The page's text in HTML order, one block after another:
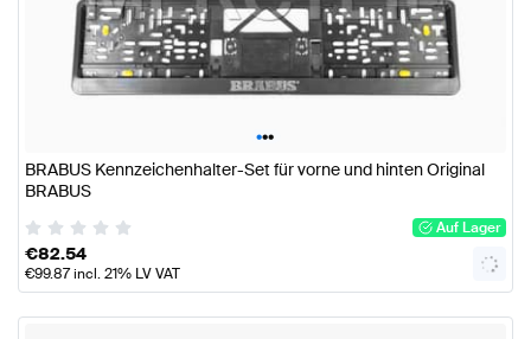
•••
BRABUS Kennzeichenhalter-Set für vorne und hinten Original
BRABUS
Auf Lager
€82.54
€99.87incl. 21% LV VAT